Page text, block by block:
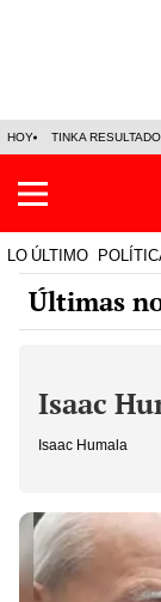
HOY TINKA
LO ÚLTIMO
Últimas
Isaac
Isaac Humala